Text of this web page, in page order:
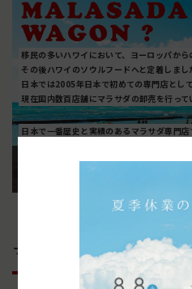
移民の多いハワイにおいて、ヨーロッパから
その後ハワイのソウルフードへと定着しまし
日本では2005年日本で初めての専門店とし
現在国内数百店舗にマラサダの卸売を行って
日本で一番歴史と実績のあるマラサダ専門店
マラサダワゴンの